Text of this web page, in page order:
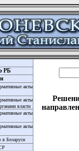
РБ
акты
акты
власти
акты
акты
в Беларуси